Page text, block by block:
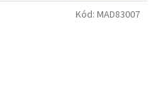
Kód: MAD83007